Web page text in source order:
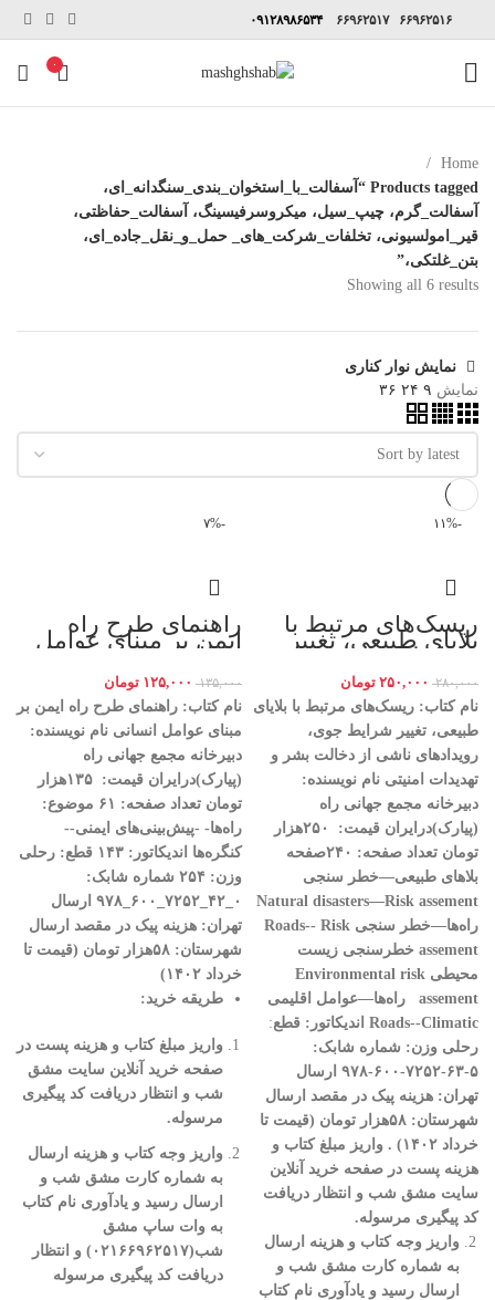
۶۶۹۶۲۵۱۶ ۶۶۹۶۲۵۱۷ ۰۹۱۲۸۹۸۶۵۳۴
۰
Home
Products tagged “آسفالت_با_استخوان_بندی_سنگدانه_ای،
آسفالت_گرم، چیپ_سیل، میکروسرفیسینگ، آسفالت_حفاظتی،
قیر_امولسیونی، تخلفات_شرکت_های_ حمل_و_نقل_جاده_ای،
بتن_غلتکی،”
Showing all 6 results
نمایش نوار کناری
نمایش ۹ ۲۴ ۳۶
-۱۱%
ریسک‌های مرتبط با
بلایای طبیعی، تغییر
شرایط جوی،
رویدادهای ناشی از
دخالت بشر و تهدیدات
امنیتی
۲۸۰,۰۰۰ ۲۵۰,۰۰۰ تومان
نام کتاب: ریسک‌های مرتبط با بلایای
طبیعی، تغییر شرایط جوی،
رویدادهای ناشی از دخالت بشر و
تهدیدات امنیتی نام نویسنده:
دبیرخانه مجمع جهانی راه
(پیارک)درایران
قیمت: ۲۵۰هزار
تومان تعداد صفحه: ۲۴۰صفحه
بلاهای طبیعی—خطر سنجی
Natural disasters—Risk assement
راه‌ها—خطر سنجی Roads-- Risk
assement خطرسنجی زیست
محیطی Environmental risk
assement
راه‌ها—عوامل اقلیمی
Roads--Climatic اندیکاتور: قطع:
رحلی وزن: شماره شابک:
۵-۶۳-۷۲۵۲-۶۰۰-۹۷۸
ارسال
تهران: هزینه پیک در مقصد ارسال
شهرستان: ۵۸هزار تومان (قیمت تا
خرداد ۱۴۰۲)
. واریز مبلغ کتاب و
هزینه پست در صفحه خرید آنلاین
سایت مشق شب و انتظار دریافت
کد پیگیری مرسوله.
واریز وجه کتاب و هزینه ارسال
به شماره کارت مشق شب و
ارسال رسید و یادآوری نام کتاب
-۷%
راهنمای طرح راه
ایمن بر مبنای عوامل
انسانی
۱۳۵,۰۰۰ ۱۲۵,۰۰۰ تومان
نام کتاب: راهنمای طرح راه ایمن بر
مبنای عوامل انسانی نام نویسنده:
دبیرخانه مجمع جهانی راه
(پیارک)درایران
قیمت: ۱۳۵هزار
تومان تعداد صفحه: ۶۱
موضوع:
راه‌ها- -پیش‌بینی‌های ایمنی‌--
کنگره‌ها اندیکاتور: ۱۴۳ قطع: رحلی
وزن: ۲۵۴
شماره شابک:
۰
ارسال
تهران: هزینه پیک در مقصد ارسال
شهرستان: ۵۸هزار تومان (قیمت تا
خرداد ۱۴۰۲)
طریقه خرید:
واریز مبلغ کتاب و هزینه پست در
صفحه خرید آنلاین سایت مشق
شب و انتظار دریافت کد پیگیری
مرسوله.
واریز وجه کتاب و هزینه ارسال
به شماره کارت مشق شب و
ارسال رسید و یادآوری نام کتاب
به وات ساپ مشق
شب(۰۲۱۶۶۹۶۲۵۱۷)
و انتظار
دریافت کد پیگیری مرسوله